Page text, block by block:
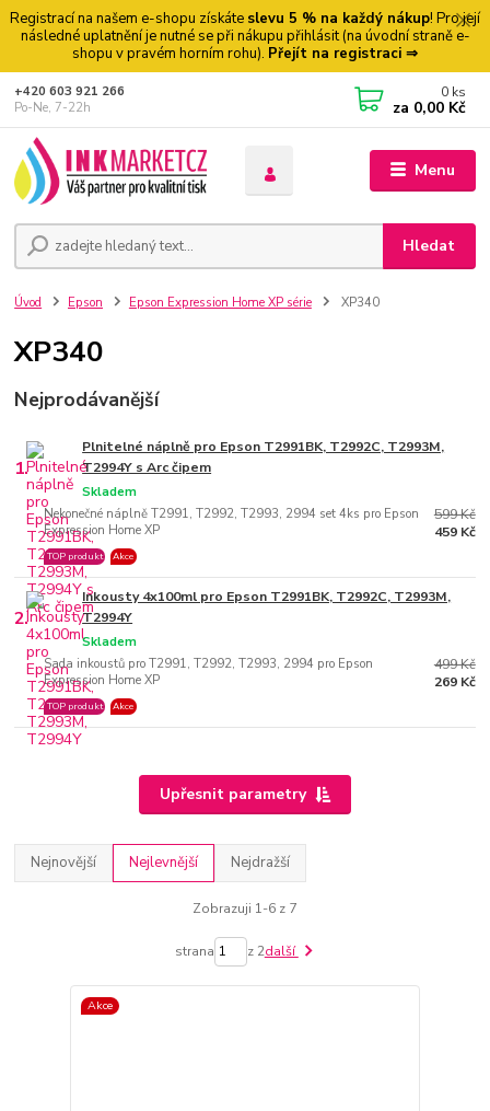
Registrací na našem e-shopu získáte slevu 5 % na každý nákup! Pro její
následné uplatnění je nutné se při nákupu přihlásit (na úvodní straně e-
shopu v pravém horním rohu). Přejít na registraci ⇒
Menu
Hledat
+420 603 921 266
Po-Ne, 7-22h
0 ks
za 0,00 Kč
Úvod Epson Epson Expression Home XP série XP340
XP340
Nejprodávanější
1.
Plnitelné náplně pro Epson T2991BK, T2992C, T2993M,
T2994Y s Arc čipem
Nekonečné náplně T2991, T2992, T2993, 2994 set 4ks pro Epson
Expression Home XP
Skladem
TOP produkt Akce
599 Kč
459 Kč
2.
Inkousty 4x100ml pro Epson T2991BK, T2992C, T2993M,
T2994Y
Sada inkoustů pro T2991, T2992, T2993, 2994 pro Epson
Expression Home XP
Skladem
TOP produkt Akce
499 Kč
269 Kč
Upřesnit parametry
Nejnovější Nejlevnější Nejdražší
Zobrazuji 1-6 z 7
strana z 2další
Akce